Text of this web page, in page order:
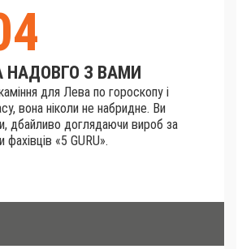
НАДОВГО З ВАМИ
для Лева по гороскопу і
вона ніколи не набридне. Ви
дбайливо доглядаючи вироб за
«5 GURU».